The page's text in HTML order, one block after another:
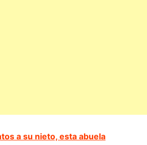
a su nieto, esta abuela